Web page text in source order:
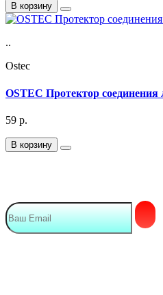
В корзину
..
Ostec
OSTEC Протектор
59 р.
В корзину